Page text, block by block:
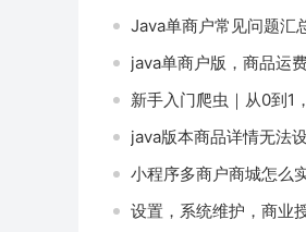
Java单商户常见问题汇
java单商户版，商品运
新手入门爬虫｜从0到1
java版本商品详情无法
小程序多商户商城怎么
设置，系统维护，商业